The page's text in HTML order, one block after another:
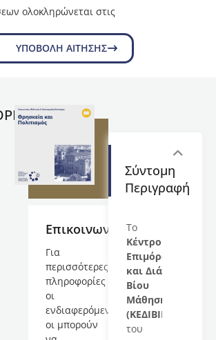
ολοκληρώνεται στις
ΥΠΟΒΟΛΉ ΑΊΤΗΣΗΣ
Επικοινωνία
Για
περισσότερες
πληροφορίες
οι
ενδιαφερόμενες/
οι μπορούν
Σύντομη
Περιγραφή
Το
Κέντρο
Επιμόρφωσης
και Διά
Βίου
Μάθησης
(ΚΕΔΙΒΙΜ)
του